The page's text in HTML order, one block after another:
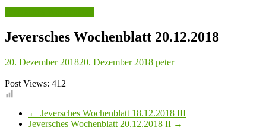
Jeversches Wochenblatt 20.12.2018
20. Dezember 201820. Dezember 2018 peter
Post Views: 412
← Jeversches Wochenblatt 18.12.2018 III
Jeversches Wochenblatt 20.12.2018 II →